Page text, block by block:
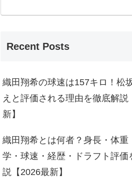
Recent Posts
織田翔希の球速は157キロ！松
えと評価される理由を徹底解説
新】
織田翔希とは何者？身長・体重
学・球速・経歴・ドラフト評価
説【2026最新】